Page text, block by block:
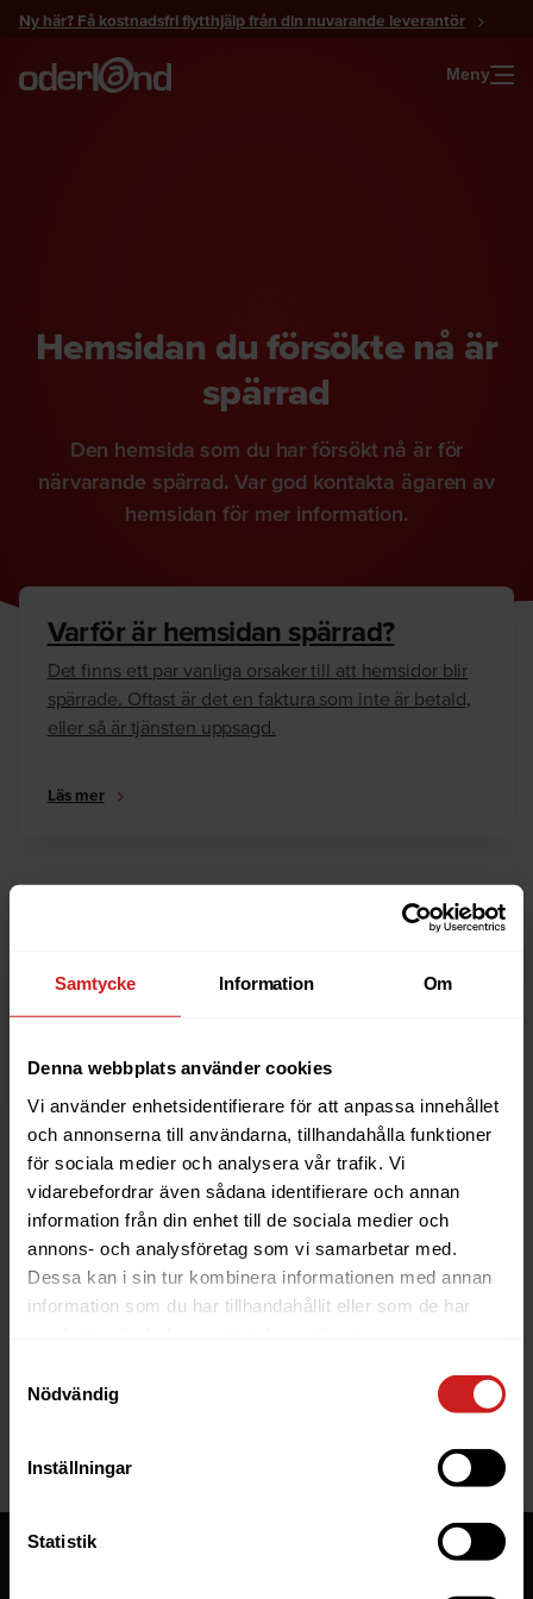
Samtycke Information Om
Denna webbplats använder cookies
Vi använder enhetsidentifierare för att anpassa innehållet
och annonserna till användarna, tillhandahålla funktioner
för sociala medier och analysera vår trafik. Vi
vidarebefordrar även sådana identifierare och annan
information från din enhet till de sociala medier och
annons- och analysföretag som vi samarbetar med.
Dessa kan i sin tur kombinera informationen med annan
information som du har tillhandahållit eller som de har
Nödvändig
Inställningar
Statistik
Gå
innehåll
Ny här? Få kostnadsfri flytthjälp från din nuvarande leverantör
Meny
Hemsidan du försökte nå är
spärrad
Den hemsida som du har försökt nå är för
närvarande spärrad. Var god kontakta ägaren av
hemsidan för mer information.
Varför är hemsidan spärrad?
Det finns ett par vanliga orsaker till att hemsidor blir
spärrade. Oftast är det en faktura som inte är betald,
eller så är tjänsten uppsagd.
Läs mer
Är du ägare till hemsidan eller domännamnet så har
anledningarna till varför en hemsida är spärrad.
Läs mer
The website you were trying to
reach has been suspended
If you are the owner of this website or domain please
read
website to be suspended.